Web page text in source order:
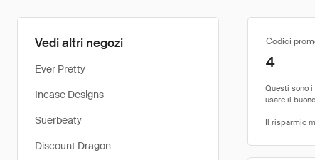
Vedi altri negozi
Ever Pretty
Incase Designs
Suerbeaty
Discount Dragon
Codici
4